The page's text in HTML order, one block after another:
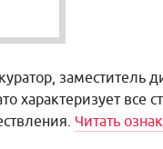
заместитель
характеризует все
Читать